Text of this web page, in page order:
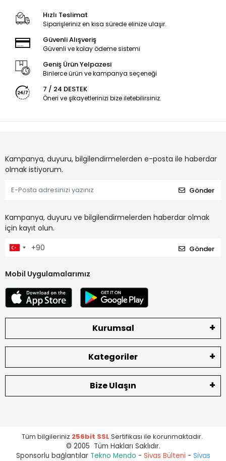
Hızlı Teslimat
Siparişleriniz en kısa sürede elinize ulaşır.
Güvenli Alışveriş
Güvenli ve kolay ödeme sistemi
Geniş Ürün Yelpazesi
Binlerce ürün ve kampanya seçeneği
7 / 24 DESTEK
Öneri ve şikayetlerinizi bize iletebilirsiniz.
Kampanya, duyuru, bilgilendirmelerden e-posta ile haberdar
olmak istiyorum.
Gönder
Kampanya, duyuru ve bilgilendirmelerden haberdar olmak
için kayıt olun.
Gönder
Mobil Uygulamalarımız
Kurumsal
Kategoriler
Bize Ulaşın
Tüm bilgileriniz 256bit SSL Sertifikası ile korunmaktadır.
© 2005 Tüm Hakları Saklıdır.
Sponsorlu bağlantılar Tekno Mendo - Sivas Bülteni - Sivas